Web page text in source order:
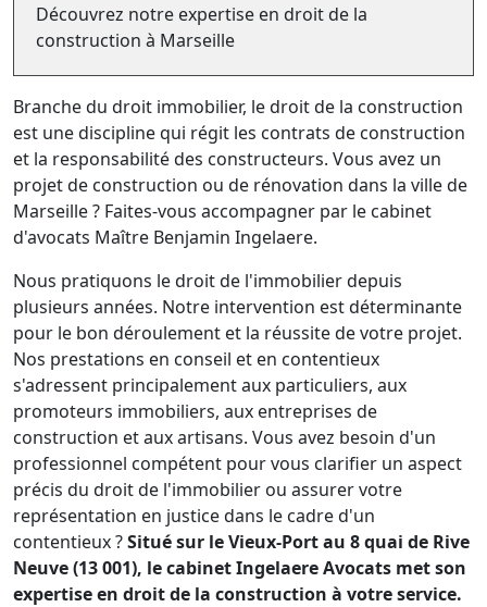
Découvrez notre expertise en droit de la
construction à Marseille
Branche du droit immobilier, le droit de la construction
est une discipline qui régit les contrats de construction
et la responsabilité des constructeurs. Vous avez un
projet de construction ou de rénovation dans la ville de
Marseille ? Faites-vous accompagner par le cabinet
d'avocats Maître Benjamin Ingelaere.
Nous pratiquons le droit de l'immobilier depuis
plusieurs années. Notre intervention est déterminante
pour le bon déroulement et la réussite de votre projet.
Nos prestations en conseil et en contentieux
s'adressent principalement aux particuliers, aux
promoteurs immobiliers, aux entreprises de
construction et aux artisans. Vous avez besoin d'un
professionnel compétent pour vous clarifier un aspect
précis du droit de l'immobilier ou assurer votre
représentation en justice dans le cadre d'un
contentieux ?Situé sur le Vieux-Port au 8 quai de Rive
Neuve (13 001), le cabinet Ingelaere Avocats met son
expertise en droit de la construction à votre service.